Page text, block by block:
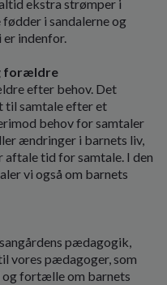
ekstra strømper i
i sandalerne og
er indenfor.
forældre
efter behov. Det
til samtale efter et
behov for samtaler
ændringer i barnets liv,
tid for samtale. I den
vi også om barnets
pædagogik,
vores pædagoger, som
og fortælle om barnets